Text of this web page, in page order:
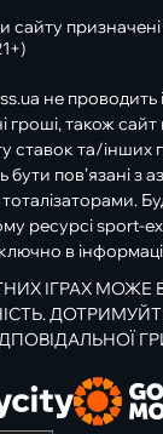
сайту
не проводить
гроші, також
ставок та/інших
бути пов’язані з
ресурсі sport-
в
ІГРАХ МОЖЕ